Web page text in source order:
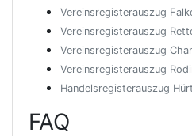
Vereinsregisterauszug
Vereinsregisterauszug
Vereinsregisterauszug
Vereinsregisterauszug
Handelsregisterauszug
FAQ